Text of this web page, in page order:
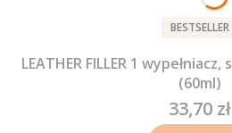
BESTSELLER
LEATHER FILLER 1 wypełniacz, szpachla, płynna skóra
(60ml)
Cena
33,70 zł